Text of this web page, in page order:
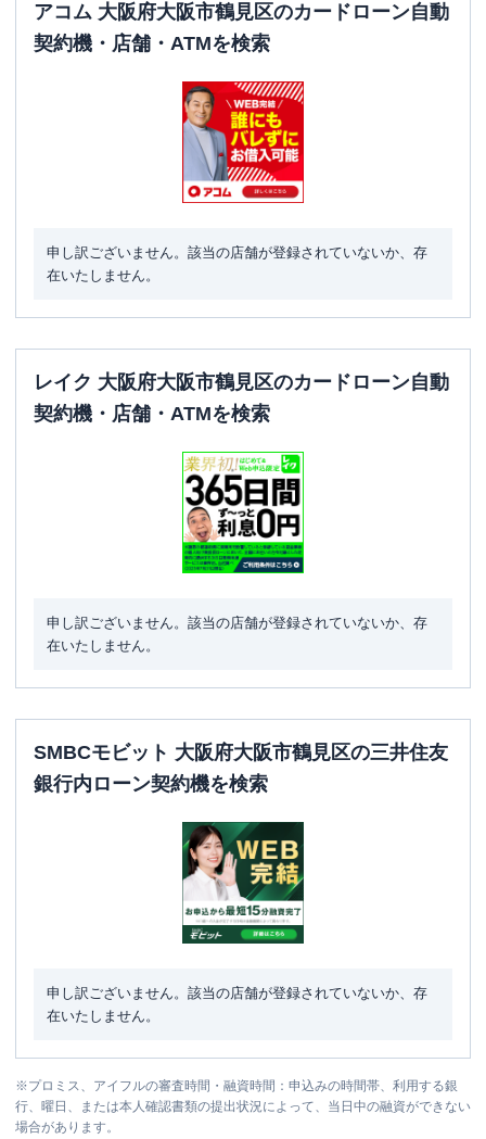
アコム 大阪府大阪市鶴見区のカードローン自動
契約機・店舗・ATMを検索
申し訳ございません。該当の店舗が登録されていないか、存
在いたしません。
レイク 大阪府大阪市鶴見区のカードローン自動
契約機・店舗・ATMを検索
申し訳ございません。該当の店舗が登録されていないか、存
在いたしません。
SMBCモビット 大阪府大阪市鶴見区の三井住友
銀行内ローン契約機を検索
申し訳ございません。該当の店舗が登録されていないか、存
在いたしません。
※プロミス、アイフルの審査時間・融資時間：申込みの時間帯、利用する銀
行、曜日、または本人確認書類の提出状況によって、当日中の融資ができない
場合があります。